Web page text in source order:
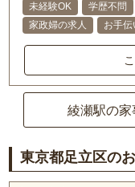
未経験OK
学歴不問
家政婦の求人
お手伝
綾瀬駅の家
東京都足立区の